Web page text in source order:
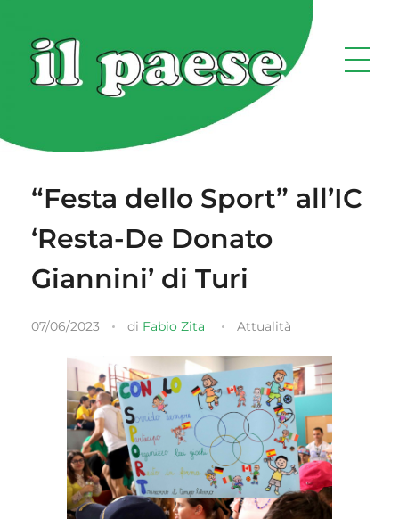
“Festa dello Sport” all’IC
‘Resta-De Donato
Giannini’ di Turi
07/06/2023 di Fabio Zita Attualità